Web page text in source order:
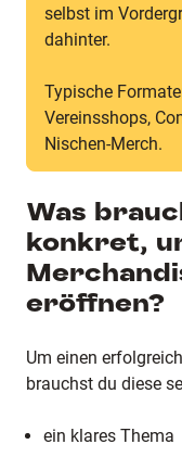
selbst im
dahinter.
Typische
Vereinsshops,
Nischen-Merch.
Was
konkret,
eröffnen?
Um einen
brauchst du diese
ein klares Thema